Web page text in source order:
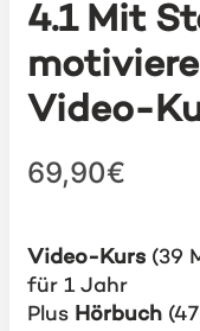
4.1 Mit
Video-
69,90€
Video-Kurs (39
für 1 Jahr
Plus Hörbuch